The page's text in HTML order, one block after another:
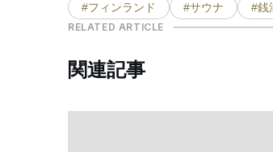
#フィンランド #サウナ #銭
RELATED ARTICLE
関連記事